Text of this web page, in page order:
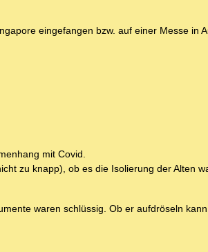
eingefangen bzw. auf einer Messe in
mit Covid.
zu knapp), ob es die Isolierung der Alten
waren schlüssig. Ob er aufdröseln